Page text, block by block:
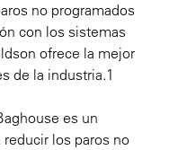
no programados
con los sistemas
ofrece la mejor
de la industria.1
es un
los paros no